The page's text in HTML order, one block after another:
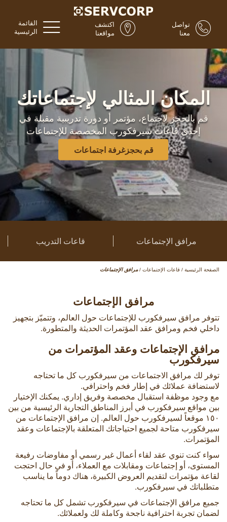
القائمة
الرئيسية
اكتشف
مواقعنا
تواصل
معنا
المكان المثالي لإجتماعاتك
قم بالحجز لاجتماع، مؤتمر أو دورة تدريبية مقبلة في
إحدى قاعات سيرفكورب المخصصة للإجتماعات
قم بحجزغرفة اجتماعات
مرافق الإجتماعات قاعات التدريب
الصفحة الرئيسية / قاعات الإجتماعات / مرافق الإجتماعات
مرافق الإجتماعات
تتوفر مرافق سيرفكورب للإجتماعات حول العالم، وتتميّز بتجهيز
داخلي فخم ومرافق عقد المؤتمرات الحديثة والمتطورة.
مرافق الإجتماعات وعقد المؤتمرات من
سيرفكورب
توفر لك مرافق الاجتماعات من سيرفكورب كل ما تحتاجه
لاستضافة عملائك في إطار فخم واحترافي.
مع وجود موظفة استقبال مخصصة وفريق إداري. يمكنك الإختيار
بين مواقع سيرفكورب في أبرز المناطق التجارية الرئيسية من بين
١٥٠ موقعاً لسيرفكورب حول العالم. إن مرافق الإجتماعات من
سيرفكورب متاحة لجميع احتياجاتك المتعلقة بالإجتماعات وعقد
المؤتمرات.
سواء كنت تنوي عقد لقاء أعمال غير رسمي أو مفاوضات رفيعة
المستوى، أو إجتماعات ومقابلات مع العملاء، أو في حال احتجت
لقاعة مؤتمرات لتقديم العروض الكبيرة، هناك دوماً ما يناسب
متطلباتك في سيرفكورب.
جميع مرافق الإجتماعات في سيرفكورب تشمل كل ما تحتاجه
لضمان تجربة احترافية ناجحة وكاملة لك ولعملائك.